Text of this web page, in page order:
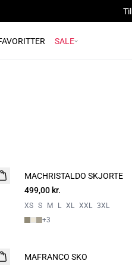
SALE
NYHED
2 FOR 800
MACHRISTALDO SKJORTE
499,00 kr.
XS S M L XL XXL 3XL
+3
NYHED
MAFRANCO SKO